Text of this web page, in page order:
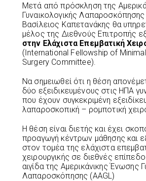
Μετά από πρόσκληση της
Γυναικολογικής
Βασίλειος Καπετανάκης θα
μέλος της Διεθνούς Επιτροπής
στην Ελάχιστα Επεμβατική
(International Fellowship of
Surgery Committee).
Να σημειωθεί ότι η θέση
δύο εξειδικευμένους στις ΗΠΑ
που έχουν συγκεκριμένη
λαπαροσκοπική – ρομποτική
Η θέση είναι διετής και έχει
προαγωγή κέντρων μάθησης και
στον τομέα της ελάχιστα
χειρουργικής σε διεθνές
αιγίδα της Αμερικάνικης Ένωσης
Λαπαροσκόπησης (AAGL)